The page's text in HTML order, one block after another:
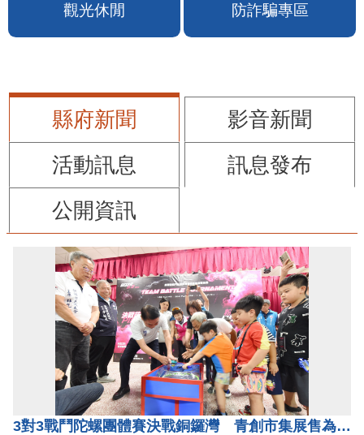
觀光休閒 防詐騙專區
縣府新聞
影音新聞
活動訊息
訊息發布
公開資訊
3對3戰鬥陀螺團體賽決戰銅鑼灣 青創市集展售為父親節增添繽紛